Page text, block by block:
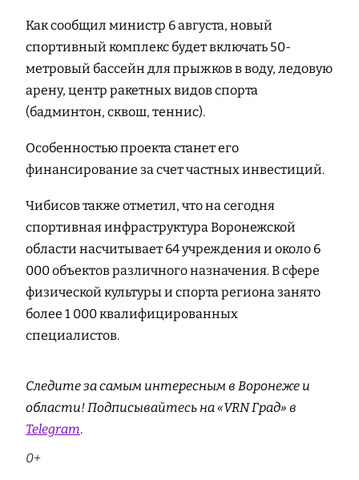
Как сообщил министр 6 августа, новый
спортивный комплекс будет включать 50-
метровый бассейн для прыжков в воду, ледовую
арену, центр ракетных видов спорта
(бадминтон, сквош, теннис).
Особенностью проекта станет его
финансирование за счет частных инвестиций.
Чибисов также отметил, что на сегодня
спортивная инфраструктура Воронежской
области насчитывает 64 учреждения и около 6
000 объектов различного назначения. В сфере
физической культуры и спорта региона занято
более 1 000 квалифицированных
специалистов.
Следите за самым интересным в Воронеже и
области! Подписывайтесь на «VRN Град» в
Telegram.
0+